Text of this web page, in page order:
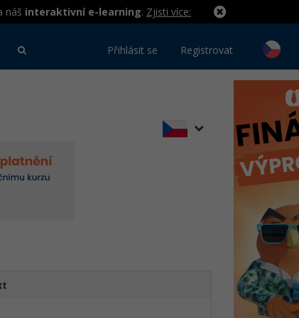
náš interaktivní e-learning. Zjisti více:
Přihlásit se Registrovat